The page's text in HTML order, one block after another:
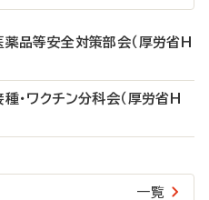
品等安全対策部会（厚労省H
・ワクチン分科会（厚労省H
一覧